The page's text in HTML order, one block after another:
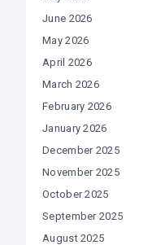
June 2026
May 2026
April 2026
March 2026
February 2026
January 2026
December 2025
November 2025
October 2025
September 2025
August 2025